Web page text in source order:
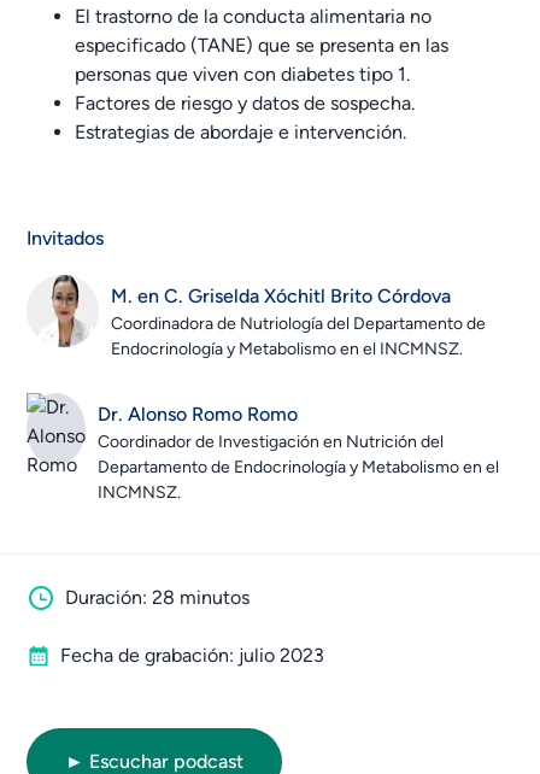
El trastorno de la conducta alimentaria no
especificado (TANE) que se presenta en las
personas que viven con diabetes tipo 1.
Factores de riesgo y datos de sospecha.
Estrategias de abordaje e intervención.
Invitados
M. en C. Griselda Xóchitl Brito Córdova
Coordinadora de Nutriología del Departamento de
Endocrinología y Metabolismo en el INCMNSZ.
Dr. Alonso Romo Romo
Coordinador de Investigación en Nutrición del
Departamento de Endocrinología y Metabolismo en el
INCMNSZ.
Duración: 28 minutos
Fecha de grabación: julio 2023
► Escuchar podcast